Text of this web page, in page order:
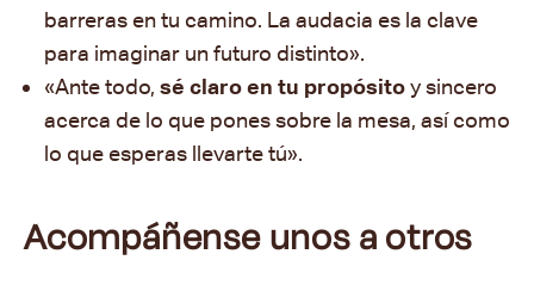
barreras en tu camino. La audacia es la clave
para imaginar un futuro distinto».
«Ante todo, sé claro en tu propósitoy sincero
acerca de lo que pones sobre la mesa, así como
lo que esperas llevarte tú».
Acompáñense unos a otros